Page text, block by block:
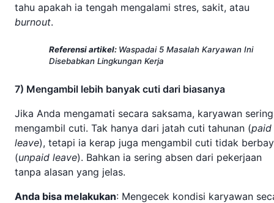
tahu apakah ia tengah mengalami stres, sakit, atau
burnout.
Referensi artikel: Waspadai 5 Masalah Karyawan Ini
Disebabkan Lingkungan Kerja
7) Mengambil lebih banyak cuti dari biasanya
Jika Anda mengamati secara saksama, karyawan sering
mengambil cuti. Tak hanya dari jatah cuti tahunan (paid
leave), tetapi ia kerap juga mengambil cuti tidak
(unpaid leave). Bahkan ia sering absen dari pekerjaan
tanpa alasan yang jelas.
Anda bisa melakukan: Mengecek kondisi karyawan